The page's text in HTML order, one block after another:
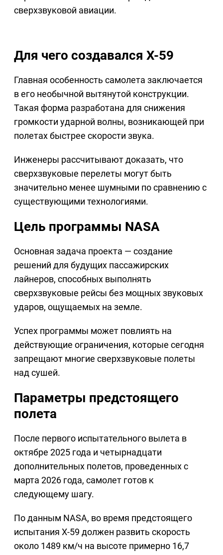
сверхзвуковой авиации.
Для чего создавался X-59
Главная особенность самолета заключается
в его необычной вытянутой конструкции.
Такая форма разработана для снижения
громкости ударной волны, возникающей при
полетах быстрее скорости звука.
Инженеры рассчитывают доказать, что
сверхзвуковые перелеты могут быть
значительно менее шумными по сравнению с
существующими технологиями.
Цель программы NASA
Основная задача проекта — создание
решений для будущих пассажирских
лайнеров, способных выполнять
сверхзвуковые рейсы без мощных звуковых
ударов, ощущаемых на земле.
Успех программы может повлиять на
действующие ограничения, которые сегодня
запрещают многие сверхзвуковые полеты
над сушей.
Параметры предстоящего
полета
После первого испытательного вылета в
октябре 2025 года и четырнадцати
дополнительных полетов, проведенных с
марта 2026 года, самолет готов к
следующему шагу.
По данным NASA, во время предстоящего
испытания X-59 должен развить скорость
около 1489 км/ч на высоте примерно 16,7